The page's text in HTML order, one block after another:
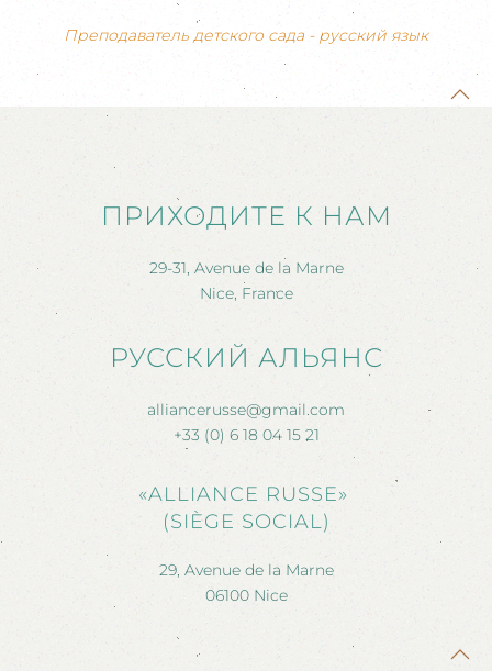
Преподаватель детского сада - русский язык
ПРИХОДИТЕ К НАМ
29-31, Avenue de la Marne
Nice, France
РУССКИЙ АЛЬЯНС
alliancerusse@gmail.com
+33 (0) 6 18 04 15 21
«ALLIANCE RUSSE»
(SIÈGE SOCIAL)
29, Avenue de la Marne
06100 Nice